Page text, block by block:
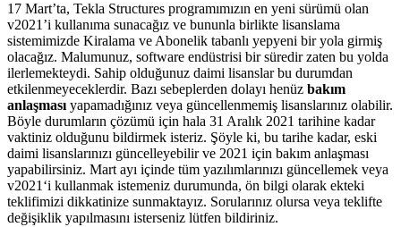
17 Mart’ta, Tekla Structures programımızın en yeni sürümü olan
v2021’i kullanıma sunacağız ve bununla birlikte lisanslama
sistemimizde Kiralama ve Abonelik tabanlı yepyeni bir yola girmiş
olacağız. Malumunuz, software endüstrisi bir süredir zaten bu yolda
ilerlemekteydi. Sahip olduğunuz daimi lisanslar bu durumdan
etkilenmeyeceklerdir. Bazı sebeplerden dolayı henüz bakım
anlaşması yapamadığınız veya güncellenmemiş lisanslarınız olabilir.
Böyle durumların çözümü için hala 31 Aralık 2021 tarihine kadar
vaktiniz olduğunu bildirmek isteriz. Şöyle ki, bu tarihe kadar, eski
daimi lisanslarınızı güncelleyebilir ve 2021 için bakım anlaşması
yapabilirsiniz. Mart ayı içinde tüm yazılımlarınızı güncellemek veya
v2021‘i kullanmak istemeniz durumunda, ön bilgi olarak ekteki
teklifimizi dikkatinize sunmaktayız. Sorularınız olursa veya teklifte
değişiklik yapılmasını isterseniz lütfen bildiriniz.